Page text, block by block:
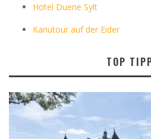
Hotel Duene Sylt
Kanutour auf der Eider
TOP